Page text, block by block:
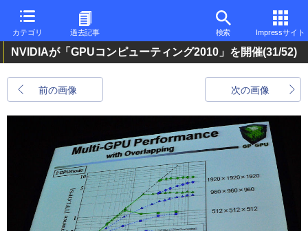
カテゴリ 過去記事 検索 Impressサイト
NVIDIAが「GPUコンピューティング2010」を開催(31/52)
前の画像 次の画像